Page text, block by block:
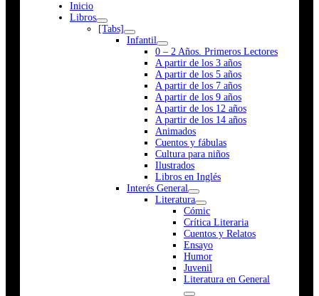
Inicio
Libros
[Tabs]
Infantil
0 – 2 Años. Primeros Lectores
A partir de los 3 años
A partir de los 5 años
A partir de los 7 años
A partir de los 9 años
A partir de los 12 años
A partir de los 14 años
Animados
Cuentos y fábulas
Cultura para niños
Ilustrados
Libros en Inglés
Interés General
Literatura
Cómic
Crítica Literaria
Cuentos y Relatos
Ensayo
Humor
Juvenil
Literatura en General